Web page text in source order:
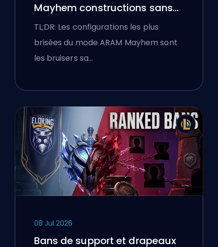
Mayhem constructions sans
bottes
TL;DR: Les configurations les plus
brisées du mode ARAM Mayhem sont
les bruisers sa…
08 Jul 2026
Bans de support et drapeaux